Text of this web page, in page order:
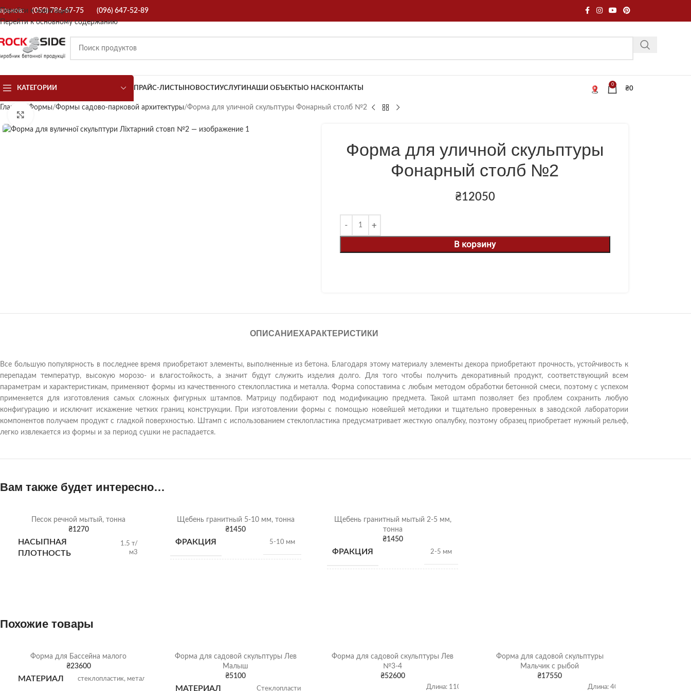
Перейти к навигации
Перейти к основному содержанию
(050) 786-67-75 (096) 647-52-89
КАТЕГОРИИ ПРАЙС-ЛИСТЫ НОВОСТИУСЛУГИ НАШИ ОБЪЕКТЫ О НАСКОНТАКТЫ
0
₴0
Главная Формы Формы садово-парковой архитектуры Форма для уличной скульптуры Фонарный столб №2
Форма для уличной скульптуры
Фонарный столб №2
₴12050
В корзину
ОПИСАНИЕХАРАКТЕРИСТИКИ
Все большую популярность в последнее время приобретают элементы, выполненные из бетона. Благодаря этому материалу элементы декора приобретают прочность, устойчивость к
перепадам температур, высокую морозо- и влагостойкость, а значит будут служить изделия долго. Для того чтобы получить декоративный продукт, соответствующий всем
параметрам и характеристикам, применяют формы из качественного стеклопластика и металла. Форма сопоставима с любым методом обработки бетонной смеси, поэтому с успехом
применяется для изготовления самых сложных фигурных штампов. Матрицу подбирают под модификацию предмета. Такой штамп позволяет без проблем сохранить любую
конфигурацию и исключит искажение четких границ конструкции. При изготовлении формы с помощью новейшей методики и тщательно проверенных в заводской лаборатории
компонентов получаем продукт с гладкой поверхностью. Штамп с использованием стеклопластика предусматривает жесткую опалубку, поэтому образец приобретает нужный рельеф,
легко извлекается из формы и за период сушки не распадается.
Вам также будет интересно…
Песок речной мытый, тонна
₴1270
НАСЫПНАЯ
ПЛОТНОСТЬ
1.5 т/
м3
Щебень гранитный 5-10 мм, тонна
₴1450
ФРАКЦИЯ 5-10 мм
ОТГРУЗКА Щебень насыпью
Щебень гранитный мытый 2-5 мм,
тонна
₴1450
ФРАКЦИЯ 2-5 мм
Щебень насыпью
Похожие товары
Форма для Бассейна малого
₴23600
МАТЕРИАЛ стеклопластик, металл
Форма для садовой скульптуры Лев
Малыш
₴5100
МАТЕРИАЛ Стеклопластик
Форма для садовой скульптуры Лев
№3-4
₴52600
Длина: 110
Форма для садовой скульптуры
Мальчик с рыбой
₴17550
Длина: 40